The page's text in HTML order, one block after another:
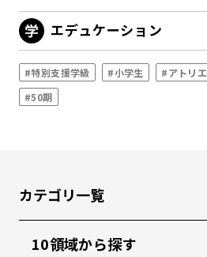
エデュケーション
#特別支援学級 #小学生 #アトリエ
#50期
カテゴリ一覧
10領域から探す